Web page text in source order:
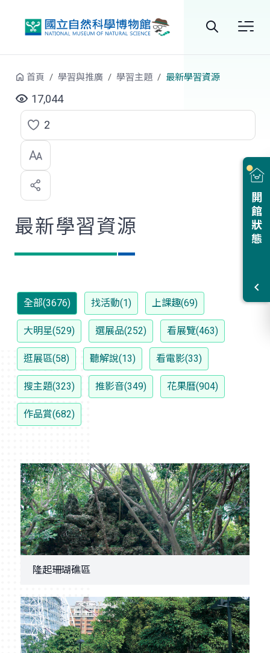
站
尋
開館狀態
首頁 學習與推廣 學習主題 最新學習資源
17,044
點
選
喜
歡
2
最新學習資源
全部(3676) 找活動(1) 上課趣(69)
大明星(529) 選展品(252) 看展覽(463)
逛展區(58) 聽解說(13) 看電影(33)
搜主題(323) 推影音(349) 花果曆(904)
作品賞(682)
隆起珊瑚礁區